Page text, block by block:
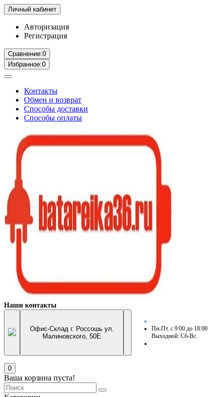
Личный кабинет
Авторизация
Регистрация
Сравнение:0
Избранное:0
Контакты
Обмен и возврат
Способы доставки
Способы оплаты
Наши контакты
Офис-Склад г. Россошь ул.
Малиновского, 50Е
Пн-Пт. с 9:00 до 18:00
Выходной: Сб-Вс.
0
Ваша корзина пуста!